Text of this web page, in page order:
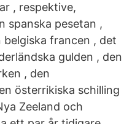
, respektive,
spanska pesetan ,
francen , det
gulden , den
, den
österrikiska schilling
Zeeland och